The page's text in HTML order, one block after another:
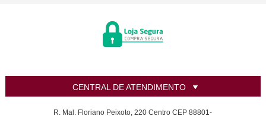
CENTRAL DE ATENDIMENTO
R. Mal. Floriano Peixoto, 220 Centro CEP 88801-